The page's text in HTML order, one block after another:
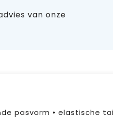
van onze
pasvorm • elastische